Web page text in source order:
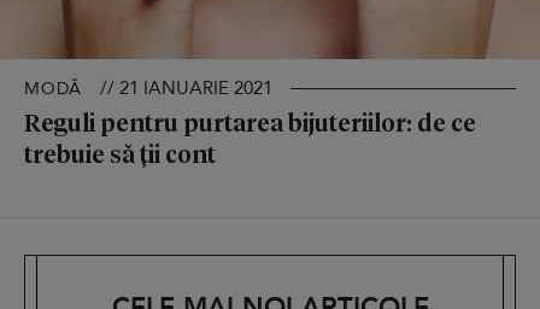
MODĂ // 21 IANUARIE 2021
Reguli pentru purtarea bijuteriilor: de ce
trebuie să ții cont